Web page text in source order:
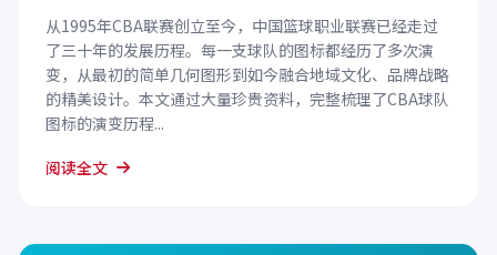
从1995年CBA联赛创立至今，中国篮球职业联赛已经走过
了三十年的发展历程。每一支球队的图标都经历了多次演
变，从最初的简单几何图形到如今融合地域文化、品牌战略
的精美设计。本文通过大量珍贵资料，完整梳理了CBA球队
图标的演变历程...
阅读全文